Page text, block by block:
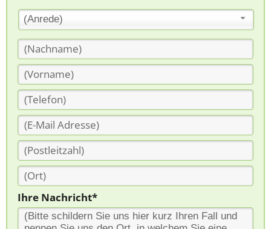
(Anrede)
Ihre Nachricht*